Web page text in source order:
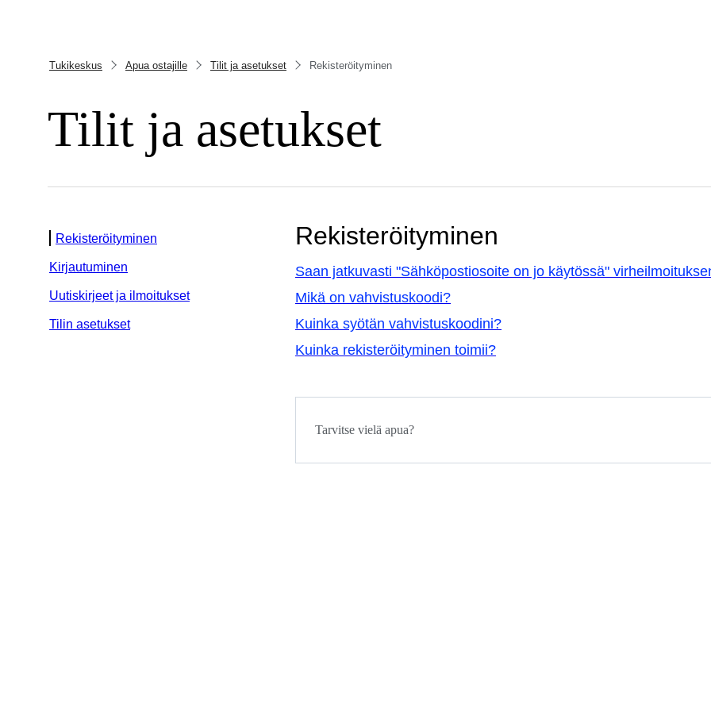
Tukikeskus Apua ostajille Tilit ja asetukset Rekisteröityminen
Tilit ja asetukset
Rekisteröityminen
Kirjautuminen
Uutiskirjeet ja ilmoitukset
Tilin asetukset
Rekisteröityminen
Saan jatkuvasti "Sähköpostiosoite on jo käytössä"
Mikä on vahvistuskoodi?
Kuinka syötän vahvistuskoodini?
Kuinka rekisteröityminen toimii?
Tarvitse vielä apua?